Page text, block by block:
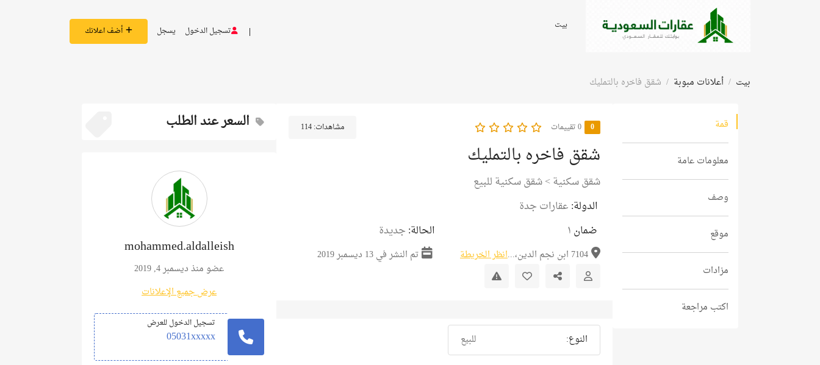
بيت تسجيل الدخول يسجل أضف اعلانك
بيت أعلانات مبوبة شقق فاخره بالتمليك
قمة
معلومات عامة
وصف
موقع
مزادات
اكتب مراجعة
0 ‫0 تقييمات مشاهدات:114
شقق فاخره بالتمليك
شقق سكنية>شقق سكنية للبيع
الدولة: عقارات جدة
ضمان
الحالة: جديدة
7104 ابن نجم الدين،... انظر الخريطة تم النشر في 13 ديسمبر 2019
النوع: للبيع
السعر عند الطلب
mohammed.aldalleish
عضو منذ ديسمبر 4, 2019
عرض جميع الإعلانات
تسجيل الدخول للعرض
05031xxxxx